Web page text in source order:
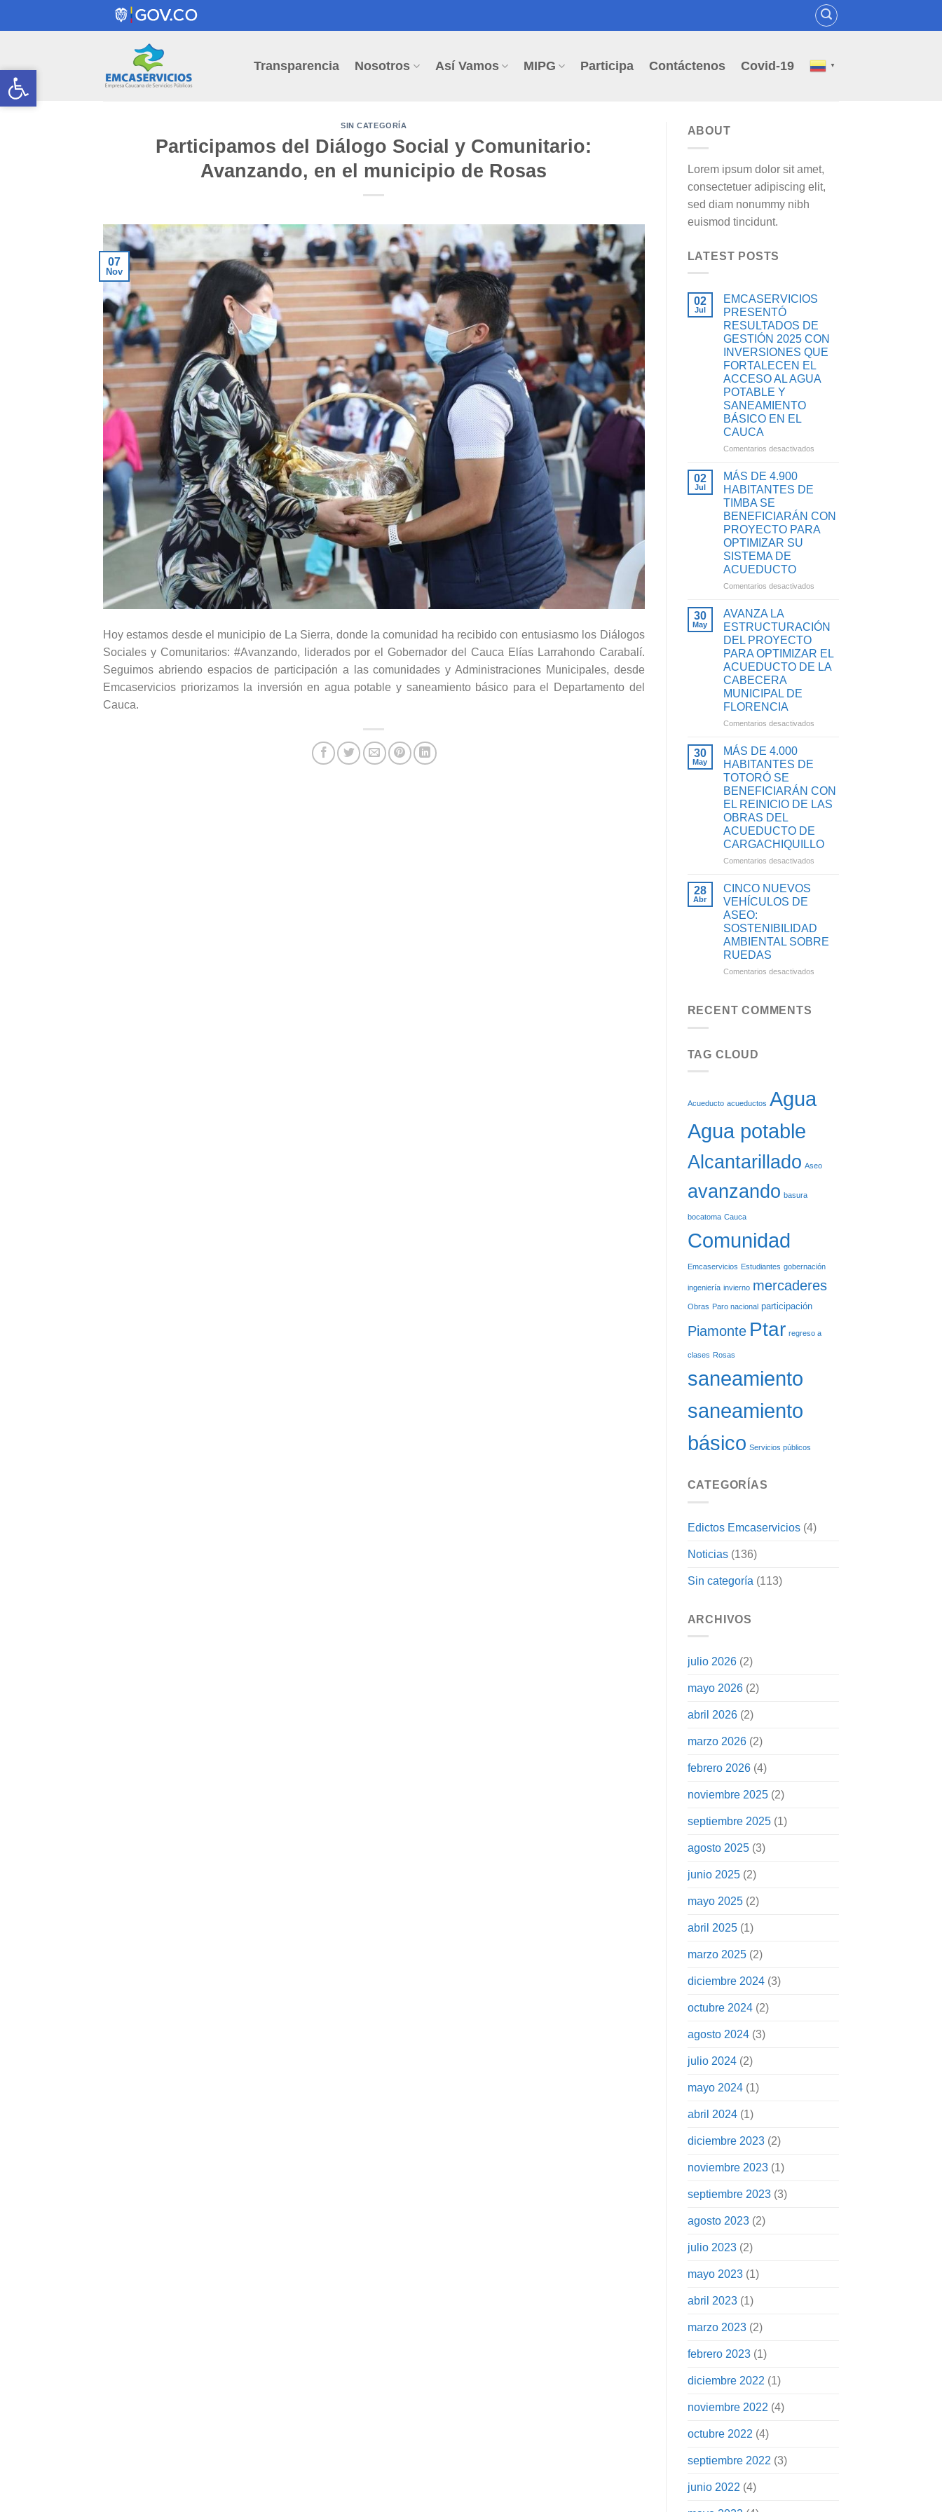
Transparencia Nosotros Así Vamos MIPG Participa Contáctenos Covid-19 ▼
SIN CATEGORÍA
Participamos del Diálogo Social y Comunitario:
Avanzando, en el municipio de Rosas
07
Nov
Hoy estamos desde el municipio de La Sierra, donde la comunidad ha recibido con entusiasmo los Diálogos
Sociales y Comunitarios: #Avanzando, liderados por el Gobernador del Cauca Elías Larrahondo Carabalí.
Seguimos abriendo espacios de participación a las comunidades y Administraciones Municipales, desde
Emcaservicios priorizamos la inversión en agua potable y saneamiento básico para el Departamento del
Cauca.
ABOUT
Lorem ipsum dolor sit amet,
consectetuer adipiscing elit,
sed diam nonummy nibh
euismod tincidunt.
LATEST POSTS
02
Jul
EMCASERVICIOS
PRESENTÓ
RESULTADOS DE
GESTIÓN 2025 CON
INVERSIONES QUE
FORTALECEN EL
ACCESO AL AGUA
POTABLE Y
SANEAMIENTO
BÁSICO EN EL
CAUCA
Comentarios desactivadosen
2025
CON
ACCESO
POTABLE
SANEAMIENTO
BÁSICO
02
Jul
MÁS DE 4.900
HABITANTES DE
TIMBA SE
BENEFICIARÁN CON
PROYECTO PARA
OPTIMIZAR SU
SISTEMA DE
ACUEDUCTO
Comentarios desactivadosen
4.900
HABITANTES
TIMBA
SE
OPTIMIZAR
30
May
AVANZA LA
ESTRUCTURACIÓN
DEL PROYECTO
PARA OPTIMIZAR EL
ACUEDUCTO DE LA
CABECERA
MUNICIPAL DE
FLORENCIA
Comentarios desactivadosen
PARA
OPTIMIZAR
ACUEDUCTO
DE
CABECERA
30
May
MÁS DE 4.000
HABITANTES DE
TOTORÓ SE
BENEFICIARÁN CON
EL REINICIO DE LAS
OBRAS DEL
ACUEDUCTO DE
CARGACHIQUILLO
Comentarios desactivadosen
TOTORÓ
SE
28
Abr
CINCO NUEVOS
VEHÍCULOS DE
ASEO:
SOSTENIBILIDAD
AMBIENTAL SOBRE
RUEDAS
Comentarios desactivadosen
RECENT COMMENTS
TAG CLOUD
Acueducto acueductos Agua
Agua potable
Alcantarillado Aseo
avanzando basura
bocatoma Cauca
Comunidad
Emcaservicios Estudiantes gobernación
ingeniería invierno mercaderes
Obras Paro nacional participación
Piamonte Ptar regreso a
clases Rosas
saneamiento
saneamiento
básico Servicios públicos
CATEGORÍAS
Edictos Emcaservicios(4)
Noticias(136)
Sin categoría (113)
ARCHIVOS
julio 2026(2)
mayo 2026(2)
abril 2026(2)
marzo 2026(2)
febrero 2026(4)
noviembre 2025(2)
septiembre 2025(1)
agosto 2025(3)
junio 2025(2)
mayo 2025(2)
abril 2025(1)
marzo 2025(2)
diciembre 2024(3)
octubre 2024(2)
agosto 2024(3)
julio 2024(2)
mayo 2024(1)
abril 2024(1)
diciembre 2023(2)
noviembre 2023(1)
septiembre 2023(3)
agosto 2023(2)
julio 2023(2)
mayo 2023(1)
abril 2023(1)
marzo 2023(2)
febrero 2023(1)
diciembre 2022 (1)
noviembre 2022 (4)
octubre 2022 (4)
septiembre 2022 (3)
junio 2022 (4)
Open toolbar
Open toolbar